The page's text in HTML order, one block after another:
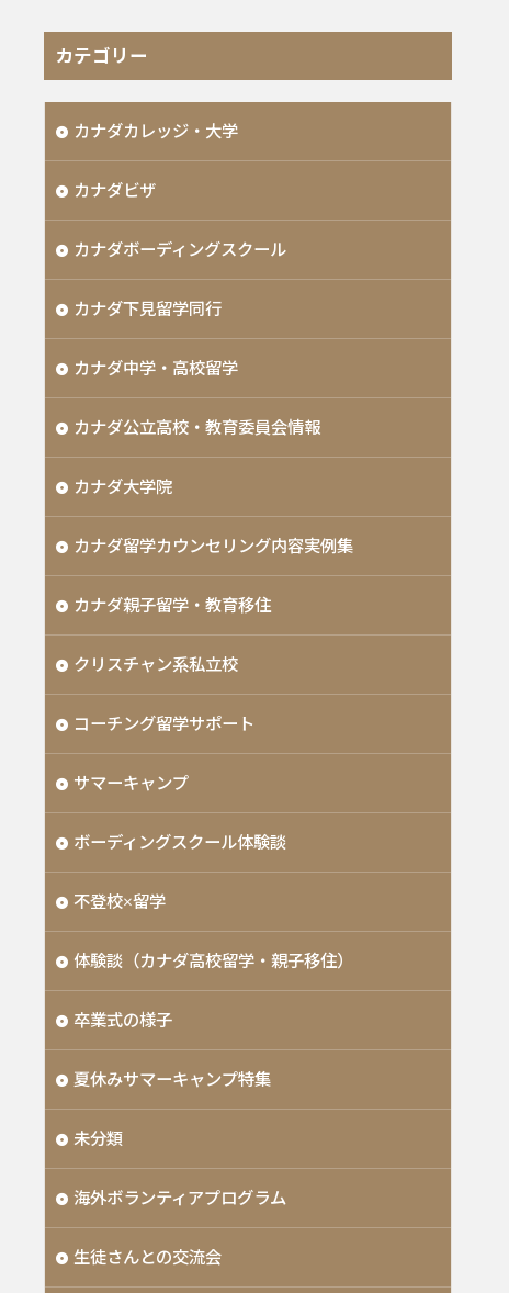
カテゴリー
カナダカレッジ・大学
カナダビザ
カナダボーディングスクール
カナダ下見留学同行
カナダ中学・高校留学
カナダ公立高校・教育委員会情報
カナダ大学院
カナダ留学カウンセリング内容実例集
カナダ親子留学・教育移住
クリスチャン系私立校
コーチング留学サポート
サマーキャンプ
ボーディングスクール体験談
不登校×留学
体験談（カナダ高校留学・親子移住）
卒業式の様子
夏休みサマーキャンプ特集
未分類
海外ボランティアプログラム
生徒さんとの交流会